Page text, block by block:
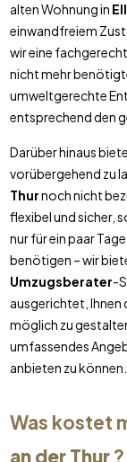
alten Wohnung in
einwandfreiem
wir eine
nicht mehr
umweltgerechte
entsprechend den
Darüber hinaus
vorübergehend zu
Thurnoch nicht
flexibel und sicher,
nur für ein paar
benötigen – wir
Umzugsberater-
ausgerichtet, Ihnen
möglich zu
umfassendes
anbieten zu können.
Was kostet
an der Thur?